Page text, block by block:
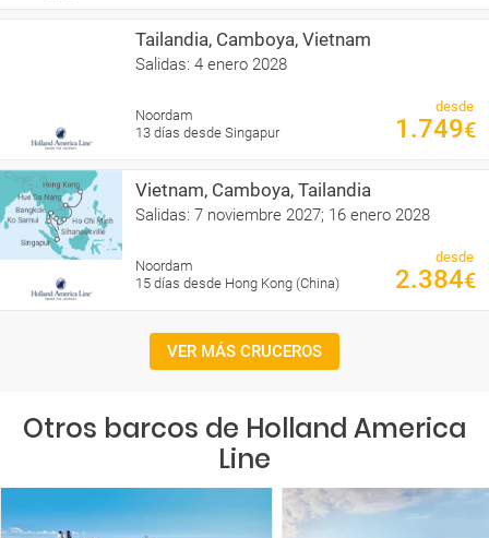
Tailandia, Camboya, Vietnam
Salidas: 4 enero 2028
Noordam
13 días desde Singapur
desde
1.749€
Vietnam, Camboya, Tailandia
Salidas: 7 noviembre 2027; 16 enero 2028
Noordam
15 días desde Hong Kong (China)
desde
2.384€
VER MÁS CRUCEROS
Otros barcos de Holland America
Line